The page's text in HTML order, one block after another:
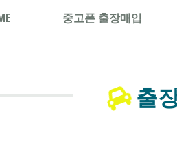
출
중고폰 출장매입